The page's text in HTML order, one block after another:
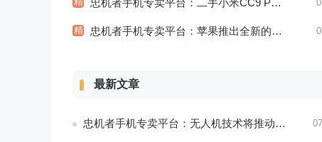
忠机者手机专卖平台：二手小米CC9 Pro市场价格持续下跌
精 忠机者手机专卖平台：苹果推出全新的智能语音交互系统
最新文章
忠机者手机专卖平台：无人机技术将推动物流行业的智能化发展